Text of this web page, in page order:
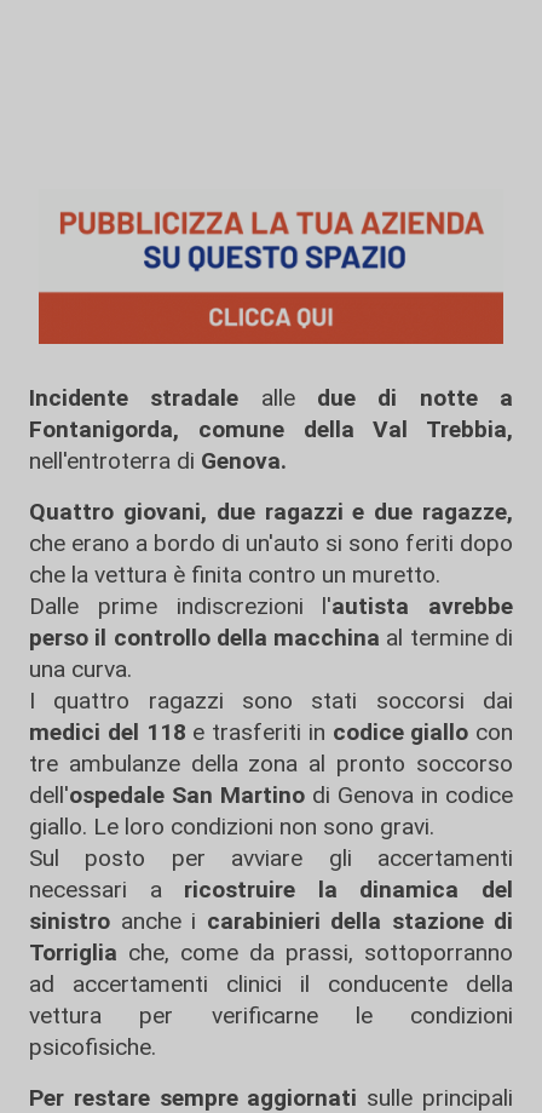
Incidente stradale alle due di notte a
Fontanigorda, comune della Val Trebbia,
nell'entroterra di Genova.
Quattro giovani, due ragazzi e due ragazze,
che erano a bordo di un'auto si sono feriti dopo
che la vettura è finita contro un muretto.
Dalle prime indiscrezioni l'autista avrebbe
perso il controllo della macchina al termine di
una curva.
I quattro ragazzi sono stati soccorsi dai
medici del 118 e trasferiti in codice giallo con
tre ambulanze della zona al pronto soccorso
dell'ospedale San Martino di Genova in codice
giallo. Le loro condizioni non sono gravi.
Sul posto per avviare gli accertamenti
necessari a ricostruire la dinamica del
sinistro anche i carabinieri della stazione di
Torriglia che, come da prassi, sottoporranno
ad accertamenti clinici il conducente della
vettura per verificarne le condizioni
psicofisiche.
Per restare sempre aggiornati sulle principali